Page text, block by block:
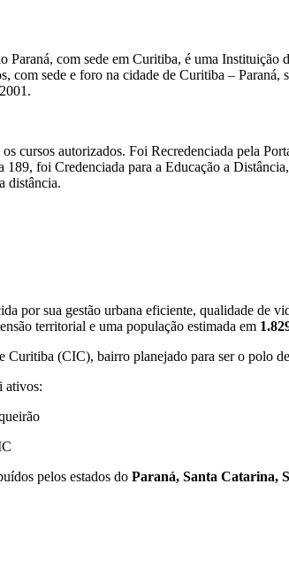
com sede em Curitiba, é uma Instituição
sede e foro na cidade de Curitiba – Paraná,
cursos autorizados. Foi Recredenciada pela
foi Credenciada para a Educação a
distância.
por sua gestão urbana eficiente, qualidade de
territorial e uma população estimada em
(CIC), bairro planejado para ser o polo
ativos:
pelos estados do Paraná, Santa Catarina,